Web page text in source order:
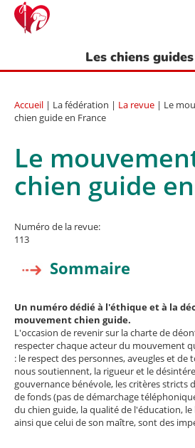
Aller
contenu
Les chiens
Accueil | La fédération | La revue | Le
chien guide en France
Le
chien guide
Numéro de la revue:
113
Sommaire
Un numéro dédié à l'éthique et à la
mouvement chien guide.
L'occasion de revenir sur la charte de
respecter chaque acteur du mouvement
: le respect des personnes, aveugles et de
nous soutiennent, la rigueur et le
gouvernance bénévole, les critères stricts
de fonds (pas de démarchage
du chien guide, la qualité de l'éducation,
ainsi que celui de son maître, sont des